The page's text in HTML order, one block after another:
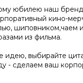
юбилею наш
кино-
шиповником,чаем
из фильма.
идею, выбирайте
- сделаем ваш